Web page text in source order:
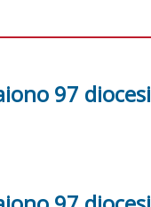
97 diocesi